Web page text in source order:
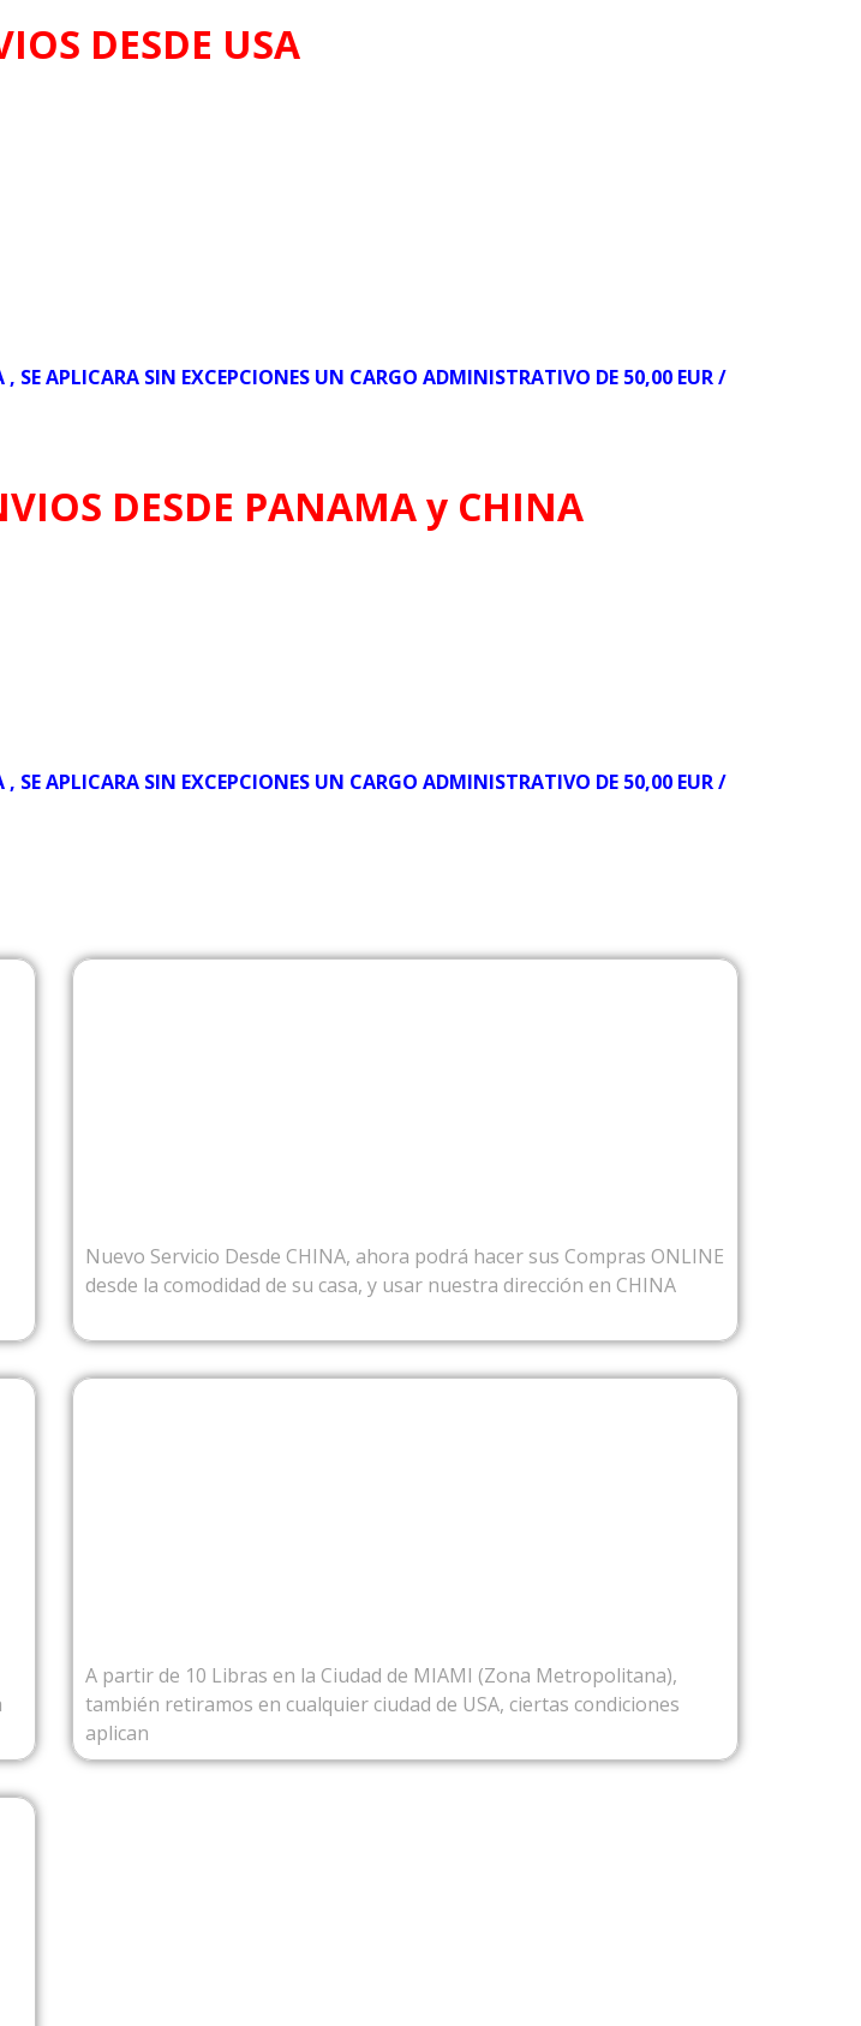
DESDE USA
APLICARA SIN EXCEPCIONES UN CARGO ADMINISTRATIVO DE 50,00 EUR /
DESDE PANAMA y CHINA
APLICARA SIN EXCEPCIONES UN CARGO ADMINISTRATIVO DE 50,00 EUR /
Nuevo Servicio Desde CHINA, ahora podrá hacer sus Compras ONLINE
desde la comodidad de su casa, y usar nuestra dirección en CHINA
A partir de 10 Libras en la Ciudad de MIAMI (Zona Metropolitana),
también retiramos en cualquier ciudad de USA, ciertas condiciones
aplican